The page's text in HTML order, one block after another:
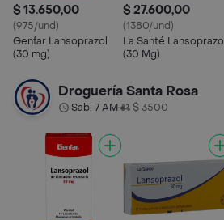
$ 13.650,00
(975/und)
Genfar Lansoprazol
(30 mg)
$ 27.600,00
(1380/und)
La Santé Lansoprazol
(30 Mg)
Droguería Santa Rosa
Sab, 7 AM• $ 3500